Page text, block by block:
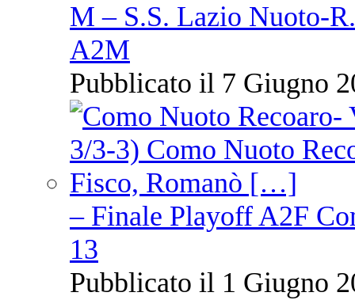
M – S.S. Lazio Nuoto-
A2M
Pubblicato il 7 Giugno
– Finale Playoff A2F
13
Pubblicato il 1 Giugno